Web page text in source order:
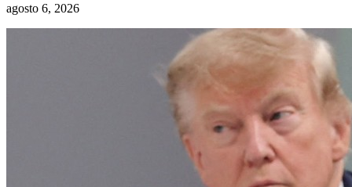
agosto 6, 2026